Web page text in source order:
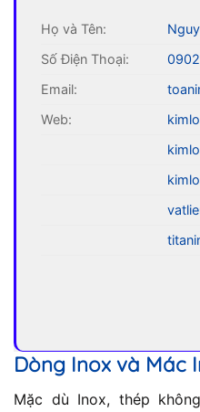
Họ và Tên:
Số Điện Thoại:
Email:
Web:
Dòng Inox và Mác
Mặc dù Inox, thép